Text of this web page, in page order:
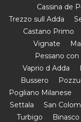
Cassina de
Trezzo sull Adda
Castano Primo
Vignate
Pessano
Vaprio d Adda
Bussero
Pogliano Milanese
Settala
San
Turbigo
Binasco